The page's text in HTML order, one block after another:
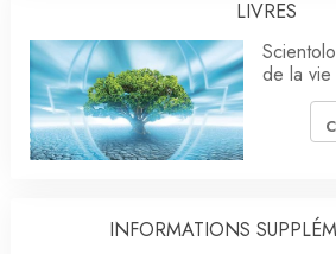
LIVRES
de la vie
INFORMATIONS